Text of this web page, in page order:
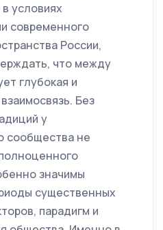
условиях
современного
России,
что между
глубокая и
Без
у
сообщества не
значимы
существенных
парадигм и